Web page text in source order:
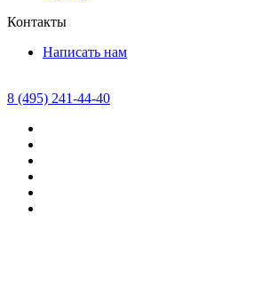
Контакты
Написать нам
8 (495) 241-44-40